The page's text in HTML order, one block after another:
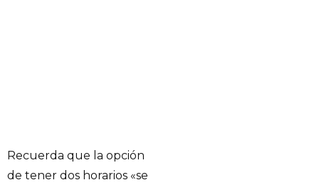
Recuerda que la opción
de tener dos horarios «se